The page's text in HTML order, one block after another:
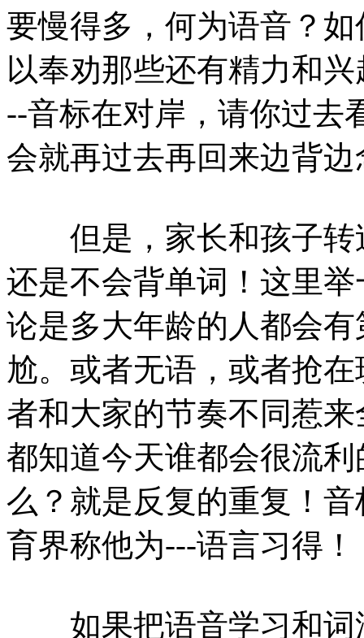
要慢得多，何为语音？
以奉劝那些还有精力和
--音标在对岸，请你过去
会就再过去再回来边背
但是，家长和孩子转
还是不会背单词！这里
论是多大年龄的人都会
尬。或者无语，或者抢
者和大家的节奏不同惹
都知道今天谁都会很流
么？就是反复的重复！
育界称他为---语言习得！
如果把语音学习和词